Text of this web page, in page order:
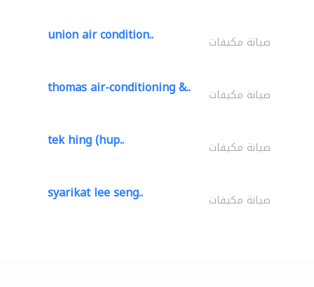
union air condition.. صيانة مكيفات
thomas air-conditioning &.. صيانة مكيفات
tek hing (hup.. صيانة مكيفات
syarikat lee seng.. صيانة مكيفات